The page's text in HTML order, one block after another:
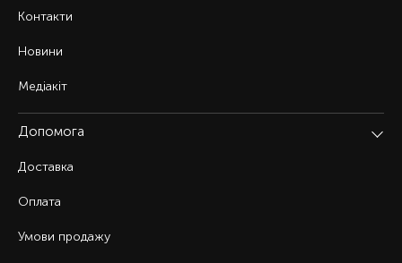
Контакти
Новини
Медіакіт
Допомога
Доставка
Оплата
Умови продажу